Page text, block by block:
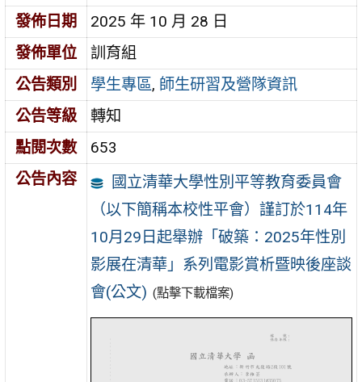
發佈日期
2025 年 10 月 28 日
發佈單位
訓育組
公告類別
學生專區, 師生研習及營隊資訊
公告等級
轉知
點閱次數
653
公告內容
國立清華大學性別平等教育委員會
（以下簡稱本校性平會）謹訂於114年
10月29日起舉辦「破築：2025年性別
影展在清華」系列電影賞析暨映後座談
會(公文) (點擊下載檔案)